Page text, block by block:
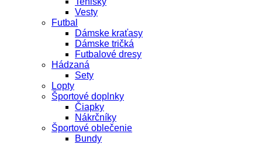
Vesty
Futbal
Dámske kraťasy
Dámske tričká
Futbalové dresy
Hádzaná
Sety
Lopty
Športové doplnky
Čiapky
Nákrčníky
Športové oblečenie
Bundy